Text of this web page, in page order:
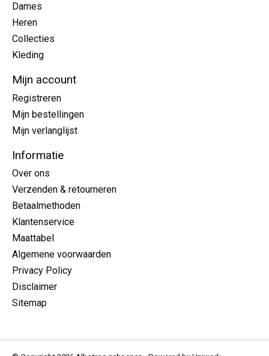
Dames
Heren
Collecties
Kleding
Mijn account
Registreren
Mijn bestellingen
Mijn verlanglijst
Informatie
Over ons
Verzenden & retourneren
Betaalmethoden
Klantenservice
Maattabel
Algemene voorwaarden
Privacy Policy
Disclaimer
Sitemap